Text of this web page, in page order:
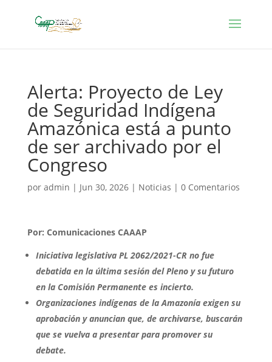
Alerta: Proyecto de Ley
de Seguridad Indígena
Amazónica está a punto
de ser archivado por el
Congreso
por admin | Jun 30, 2026| Noticias | 0 Comentarios
Por: Comunicaciones CAAAP
Iniciativa legislativa PL 2062/2021-CR no fue
debatida en la última sesión del Pleno y su futuro
en la Comisión Permanente es incierto.
Organizaciones indígenas de la Amazonía exigen su
aprobación y anuncian que, de archivarse, buscarán
que se vuelva a presentar para promover su
debate.